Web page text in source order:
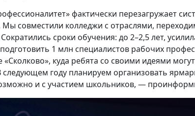
фактически перезагружает
Мы совместили колледжи с отраслями,
сроки обучения: до 2–2,5 лет,
1 млн специалистов рабочих
«Сколково», куда ребята со своими идеями
году планируем организовать
и с участием школьников, —